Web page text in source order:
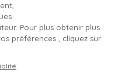
Pour plus obtenir plus
préférences , cliquez sur